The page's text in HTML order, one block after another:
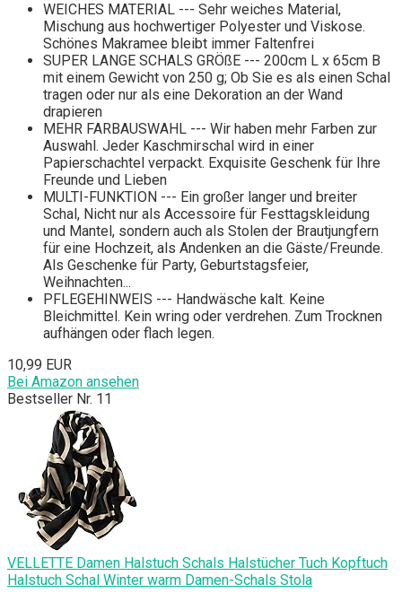
WEICHES MATERIAL --- Sehr weiches Material,
Mischung aus hochwertiger Polyester und Viskose.
Schönes Makramee bleibt immer Faltenfrei
SUPER LANGE SCHALS GRÖßE --- 200cm L x 65cm B
mit einem Gewicht von 250 g; Ob Sie es als einen Schal
tragen oder nur als eine Dekoration an der Wand
drapieren
MEHR FARBAUSWAHL --- Wir haben mehr Farben zur
Auswahl. Jeder Kaschmirschal wird in einer
Papierschachtel verpackt. Exquisite Geschenk für Ihre
Freunde und Lieben
MULTI-FUNKTION --- Ein großer langer und breiter
Schal, Nicht nur als Accessoire für Festtagskleidung
und Mantel, sondern auch als Stolen der Brautjungfern
für eine Hochzeit, als Andenken an die Gäste/Freunde.
Als Geschenke für Party, Geburtstagsfeier,
Weihnachten...
PFLEGEHINWEIS --- Handwäsche kalt. Keine
Bleichmittel. Kein wring oder verdrehen. Zum Trocknen
aufhängen oder flach legen.
10,99 EUR
Bei Amazon ansehen
Bestseller Nr. 11
VELLETTE Damen Halstuch Schals Halstücher Tuch Kopftuch
Halstuch Schal Winter warm Damen-Schals Stola